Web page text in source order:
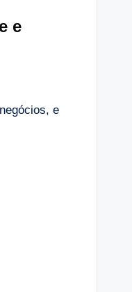
e
e